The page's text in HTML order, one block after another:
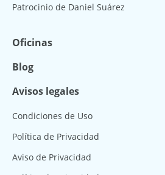
Patrocinio de Daniel Suárez
Oficinas
Blog
Avisos legales
Condiciones de Uso
Política de Privacidad
Aviso de Privacidad